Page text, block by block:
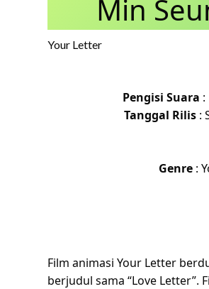
Min
Your Letter
Pengisi Suara
Tanggal Rilis :
Genre :
Film animasi Your Letter
berjudul sama “Love Letter”.